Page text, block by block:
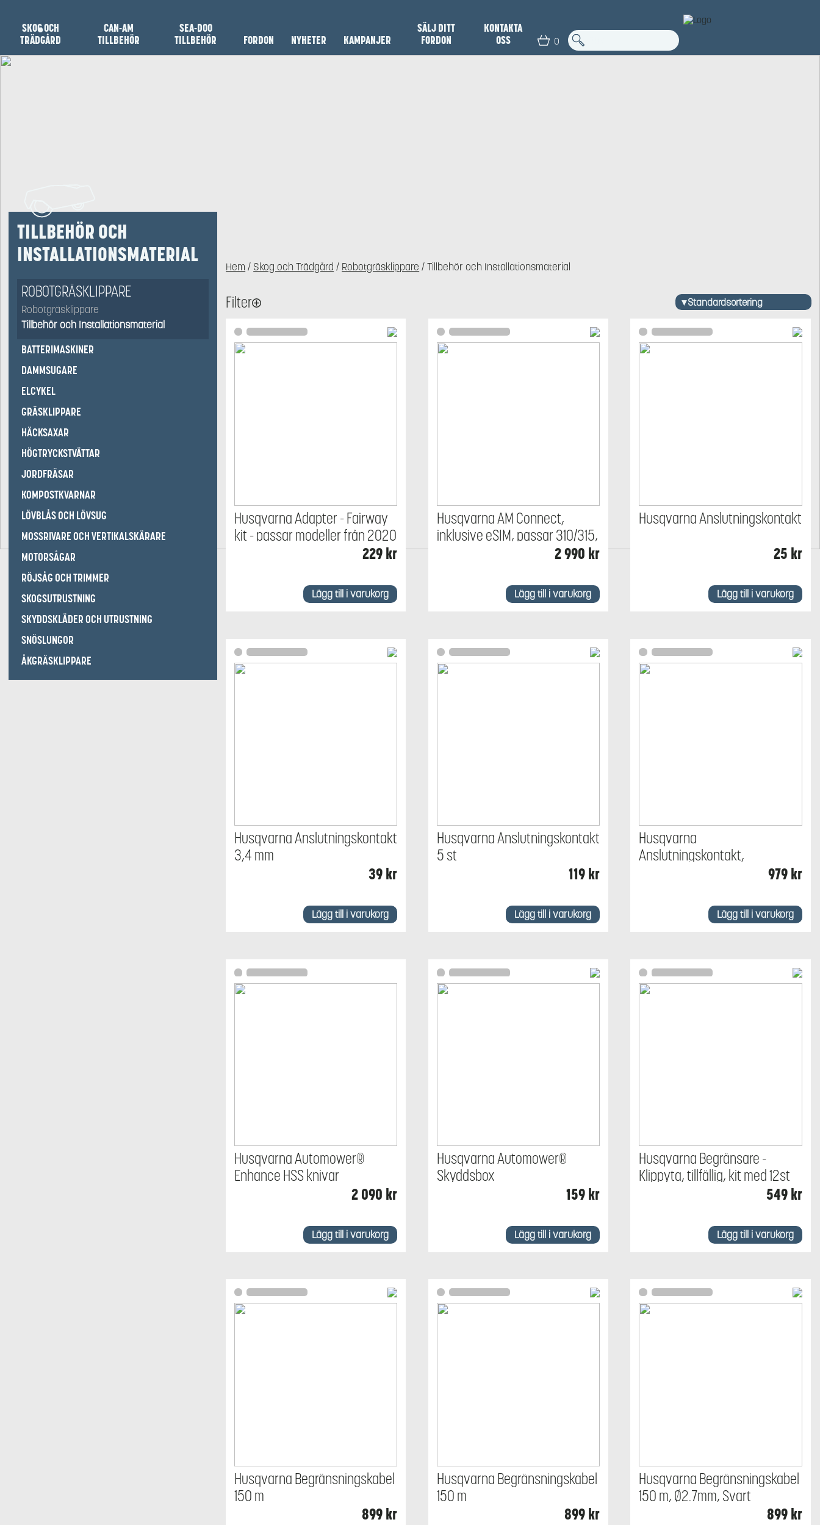
SKOG OCH
TRÄDGÅRD
CAN-AM
TILLBEHÖR
SEA-DOO
TILLBEHÖR
FORDON NYHETER KAMPANJER
SÄLJ DITT
FORDON
KONTAKTA
OSS
0
Hem / Skog och Trädgård / Robotgräsklippare / Tillbehör och Installationsmaterial
TILLBEHÖR OCH
INSTALLATIONSMATERIAL
ROBOTGRÄSKLIPPARE
Robotgräsklippare
Tillbehör och Installationsmaterial
BATTERIMASKINER
DAMMSUGARE
ELCYKEL
GRÄSKLIPPARE
HÄCKSAXAR
HÖGTRYCKSTVÄTTAR
JORDFRÄSAR
KOMPOSTKVARNAR
LÖVBLÅS OCH LÖVSUG
MOSSRIVARE OCH VERTIKALSKÄRARE
MOTORSÅGAR
RÖJSÅG OCH TRIMMER
SKOGSUTRUSTNING
SKYDDSKLÄDER OCH UTRUSTNING
SNÖSLUNGOR
ÅKGRÄSKLIPPARE
Filter
Husqvarna Adapter - Fairway
kit - passar modeller från 2020
229kr
Lägg till i varukorg
Husqvarna AM Connect,
inklusive eSIM, passar 310/315,
320/330X, 420/430X/450X
2 990 kr
Lägg till i varukorg
Husqvarna Anslutningskontakt
25 kr
Lägg till i varukorg
Husqvarna Anslutningskontakt
3,4 mm
39kr
Lägg till i varukorg
Husqvarna Anslutningskontakt
5 st
119kr
Lägg till i varukorg
Husqvarna
Anslutningskontakt,
979kr
Lägg till i varukorg
Husqvarna Automower®
Enhance HSS knivar
2 090 kr
Lägg till i varukorg
Husqvarna Automower®
Skyddsbox
159kr
Lägg till i varukorg
Husqvarna Begränsare -
Klippyta, tillfällig, kit med 12st
549kr
Lägg till i varukorg
Husqvarna Begränsningskabel
150 m
899kr
Husqvarna Begränsningskabel
150 m
899kr
Husqvarna Begränsningskabel
150 m, Ø2.7mm, Svart
899kr